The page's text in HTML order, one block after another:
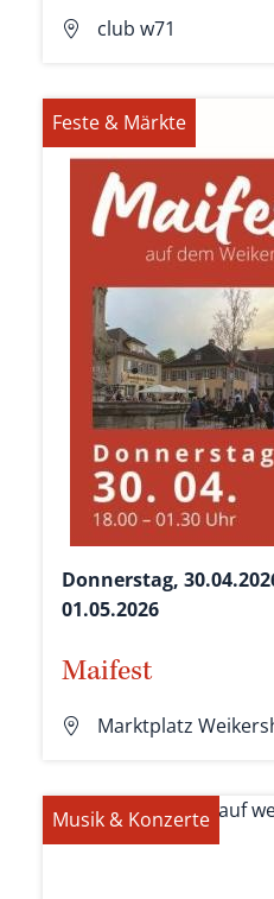
club w71
Feste & Märkte
Donnerstag,
01.05.2026
Maifest
Marktplatz
Musik & Konzerte